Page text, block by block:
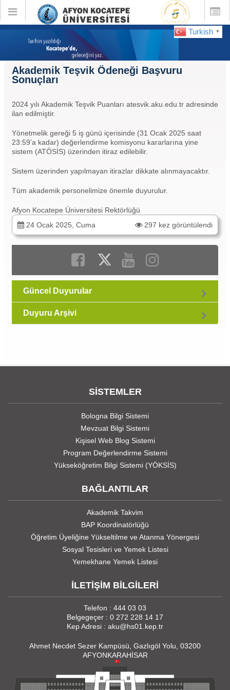
Toggle
global
Toggle
Turkish ▼
Akademik Teşvik Ödeneği Başvuru
Sonuçları
2024 yılı Akademik Teşvik Puanları atesvik.aku.edu.tr adresinde
ilan edilmiştir.
Yönetmelik gereği 5 iş günü içerisinde (31 Ocak 2025 saat
23:59’a kadar) değerlendirme komisyonu kararlarına yine
sistem (ATÖSİS) üzerinden itiraz edilebilir.
Sistem üzerinden yapılmayan itirazlar dikkate alınmayacaktır.
Tüm akademik personelimize önemle duyurulur.
Afyon Kocatepe Üniversitesi Rektörlüğü
24 Ocak 2025, Cuma
297 kez görüntülendi
Güncel Duyurular
Duyuru Arşivi
SİSTEMLER
Bologna Bilgi Sistemi
Mevzuat Bilgi Sistemi
Kişisel Web Blog Sistemi
Program Değerlendirme Sistemi
Yükseköğretim Bilgi Sistemi (YÖKSİS)
BAĞLANTILAR
Akademik Takvim
BAP Koordinatörlüğü
Öğretim Üyeliğine Yükseltilme ve Atanma Yönergesi
Sosyal Tesisleri ve Yemek Listesi
Yemekhane Yemek Listesi
İLETİŞİM BİLGİLERİ
Telefon : 444 03 03
Belgegeçer : 0 272 228 14 17
Kep Adresi : aku@hs01.kep.tr
Ahmet Necdet Sezer Kampüsü, Gazlıgöl Yolu, 03200
AFYONKARAHİSAR